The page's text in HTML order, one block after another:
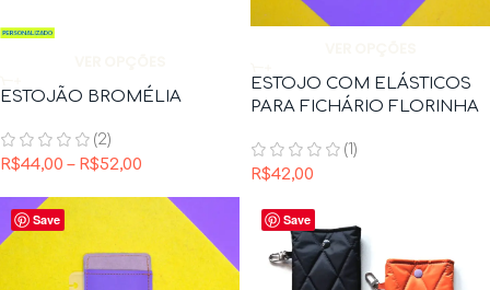
ESTOJÃO BROMÉLIA
(2)
R$44,00 – R$52,00
ESTOJO COM ELÁSTICOS
PARA FICHÁRIO FLORINHA
(1)
R$42,00
Save Save